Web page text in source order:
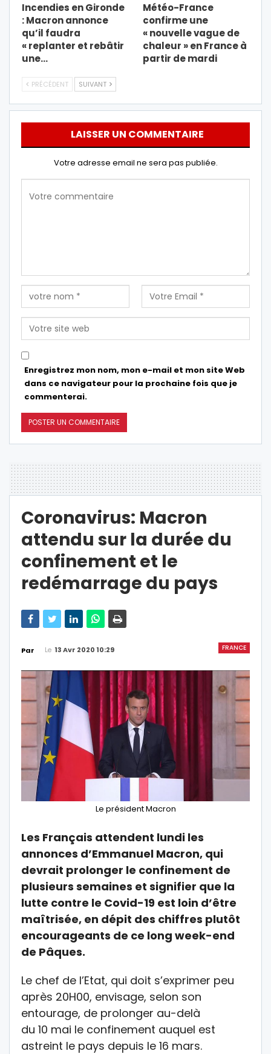
Incendies en Gironde
: Macron annonce
qu’il faudra
« replanter et rebâtir
une…
Météo-France
confirme une
« nouvelle vague de
chaleur » en France à
partir de mardi
PRÉCÉDENT SUIVANT
LAISSER UN COMMENTAIRE
Votre adresse email ne sera pas publiée.
Enregistrez mon nom, mon e-mail et mon site Web
dans ce navigateur pour la prochaine fois que je
commenterai.
Coronavirus: Macron
attendu sur la durée du
confinement et le
redémarrage du pays
FRANCE
Par Le 13 Avr 2020 10:29
Le président Macron
Les Français attendent lundi les
annonces d’Emmanuel Macron, qui
devrait prolonger le confinement de
plusieurs semaines et signifier que la
lutte contre le Covid-19 est loin d’être
maîtrisée, en dépit des chiffres plutôt
encourageants de ce long week-end
de Pâques.
Le chef de l’Etat, qui doit s’exprimer peu
après 20H00, envisage, selon son
entourage, de prolonger au-delà
du 10 mai le confinement auquel est
astreint le pays depuis le 16 mars.